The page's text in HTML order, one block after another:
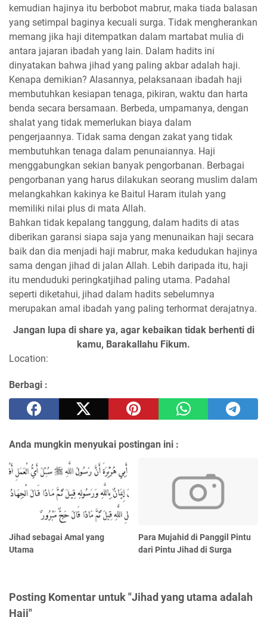
kemudian hajinya itu berbobot mabrur, maka tiada balasan
yang setimpal baginya kecuali surga. Tidak mengherankan
memang jika haji ditempatkan dalam martabat mulia di
antara jajaran ibadah yang lain. Dalam hadits ini
dinyatakan bahwa jihad yang paling akbar adalah haji.
Kenapa demikian? Alasannya, pelaksanaan ibadah haji
membutuhkan kesiapan tenaga, pikiran, waktu dan harta
benda secara bersamaan. Berbeda, umpamanya, dengan
shalat yang tidak memerlukan biaya dalam
pengerjaannya. Tidak sama dengan zakat yang tidak
membutuhkan tenaga dalam penunaiannya. Haji
menggabungkan sekian banyak pengorbanan. Berbagai
pengorbanan yang harus dilakukan seorang muslim dalam
melangkahkan kakinya ke Baitul Haram itulah yang
memiliki nilai plus di mata Allah.
Bahkan tidak kepalang tanggung, dalam hadits di atas
diberikan garansi siapa saja yang menunaikan haji secara
baik dan dia menjadi haji mabrur, maka kedudukan hajinya
sama dengan jihad di jalan Allah. Lebih daripada itu, haji
itu menduduki peringkatjihad paling utama. Padahal
seperti diketahui, jihad dalam hadits sebelumnya
merupakan amal ibadah yang paling terhormat derajatnya.
Jangan lupa di share ya, agar kebaikan tidak berhenti di
kamu, Barakallahu Fikum.
Location:
Berbagi :
Anda mungkin menyukai postingan ini :
Jihad sebagai Amal yang
Utama
Para Mujahid di Panggil Pintu
dari Pintu Jihad di Surga
Posting Komentar untuk "Jihad yang utama adalah
Haji"